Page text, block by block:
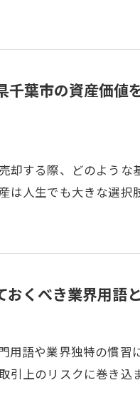
千葉市の資産価値
却する際、どのよう
は人生でも大きな選
おくべき業界用語
用語や業界独特の慣
引上のリスクに巻き